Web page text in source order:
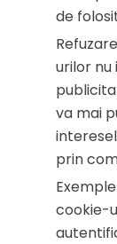
de
urilor nu
va mai
prin
cookie-